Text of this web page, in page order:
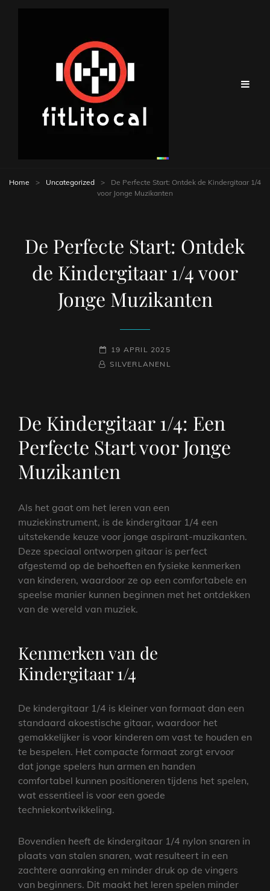
Home > Uncategorized >
De Perfecte Start: Ontdek de Kindergitaar 1/4
voor Jonge Muzikanten
De Perfecte Start: Ontdek
de Kindergitaar 1/4 voor
Jonge Muzikanten
GEPLAATST
OP
19 APRIL 2025
NAAMREGEL
BYLINE
SILVERLANENL
De Kindergitaar 1/4: Een
Perfecte Start voor Jonge
Muzikanten
Als het gaat om het leren van een
muziekinstrument, is de kindergitaar 1/4 een
uitstekende keuze voor jonge aspirant-muzikanten.
Deze speciaal ontworpen gitaar is perfect
afgestemd op de behoeften en fysieke kenmerken
van kinderen, waardoor ze op een comfortabele en
speelse manier kunnen beginnen met het ontdekken
van de wereld van muziek.
Kenmerken van de
Kindergitaar 1/4
De kindergitaar 1/4 is kleiner van formaat dan een
standaard akoestische gitaar, waardoor het
gemakkelijker is voor kinderen om vast te houden en
te bespelen. Het compacte formaat zorgt ervoor
dat jonge spelers hun armen en handen
comfortabel kunnen positioneren tijdens het spelen,
wat essentieel is voor een goede
techniekontwikkeling.
Bovendien heeft de kindergitaar 1/4 nylon snaren in
plaats van stalen snaren, wat resulteert in een
zachtere aanraking en minder druk op de vingers
van beginners. Dit maakt het leren spelen minder